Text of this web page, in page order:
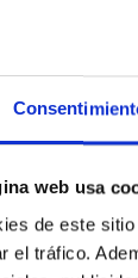
web usa
de este
el tráfico.
Code